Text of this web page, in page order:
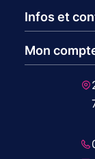
Infos et
Mon